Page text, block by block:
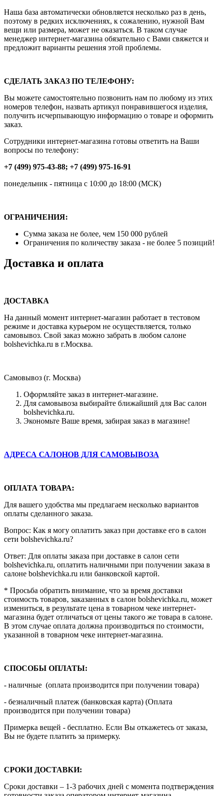
Наша база автоматически обновляется несколько раз в день,
поэтому в редких исключениях, к сожалению, нужной Вам
вещи или размера, может не оказаться. В таком случае
менеджер интернет-магазина обязательно с Вами свяжется и
предложит варианты решения этой проблемы.
СДЕЛАТЬ ЗАКАЗ ПО ТЕЛЕФОНУ:
Вы можете самостоятельно позвонить нам по любому из этих
номеров телефон, назвать артикул понравившегося изделия,
получить исчерпывающую информацию о товаре и оформить
заказ.
Сотрудники интернет-магазина готовы ответить на Ваши
вопросы по телефону:
+7 (499) 975-43-88; +7 (499) 975-16-91
понедельник - пятница с 10:00 до 18:00 (МСК)
ОГРАНИЧЕНИЯ:
Сумма заказа не более, чем 150 000 рублей
Ограничения по количеству заказа - не более 5 позиций!
Доставка и оплата
ДОСТАВКА
На данный момент интернет-магазин работает в тестовом
режиме и доставка курьером не осуществляется, только
самовывоз. Свой заказ можно забрать в любом салоне
bolshevichka.ru в г.Москва.
Самовывоз (г. Москва)
Оформляйте заказ в интернет-магазине.
Для самовывоза выбирайте ближайший для Вас салон
bolshevichka.ru.
Экономьте Ваше время, забирая заказ в магазине!
АДРЕСА САЛОНОВ ДЛЯ САМОВЫВОЗА
ОПЛАТА ТОВАРА:
Для вашего удобства мы предлагаем несколько вариантов
оплаты сделанного заказа.
Вопрос: Как я могу оплатить заказ при доставке его в салон
сети bolshevichka.ru?
Ответ: Для оплаты заказа при доставке в салон сети
bolshevichka.ru, оплатить наличными при получении заказа в
салоне bolshevichka.ru или банковской картой.
* Просьба обратить внимание, что за время доставки
стоимость товаров, заказанных в салон bolshevichka.ru, может
измениться, в результате цена в товарном чеке интернет-
магазина будет отличаться от цены такого же товара в салоне.
В этом случае оплата должна производиться по стоимости,
указанной в товарном чеке интернет-магазина.
СПОСОБЫ ОПЛАТЫ:
- наличные (оплата производится при получении товара)
- безналичный платеж (банковская карта) (Оплата
производится при получении товара)
Примерка вещей - бесплатно. Если Вы откажетесь от заказа,
Вы не будете платить за примерку.
СРОКИ ДОСТАВКИ:
Сроки доставки – 1-3 рабочих дней с момента подтверждения